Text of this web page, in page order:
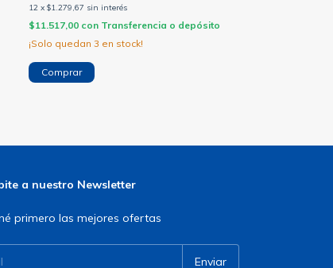
12 x $1.279,67 sin interés
$11.517,00 con Transferencia o depósito
¡Solo quedan 3 en stock!
a nuestro Newsletter
primero las mejores ofertas